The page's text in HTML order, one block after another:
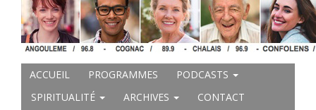
ACCUEIL PROGRAMMES
PODCASTS
SPIRITUALITÉ
ARCHIVES
CONTACT